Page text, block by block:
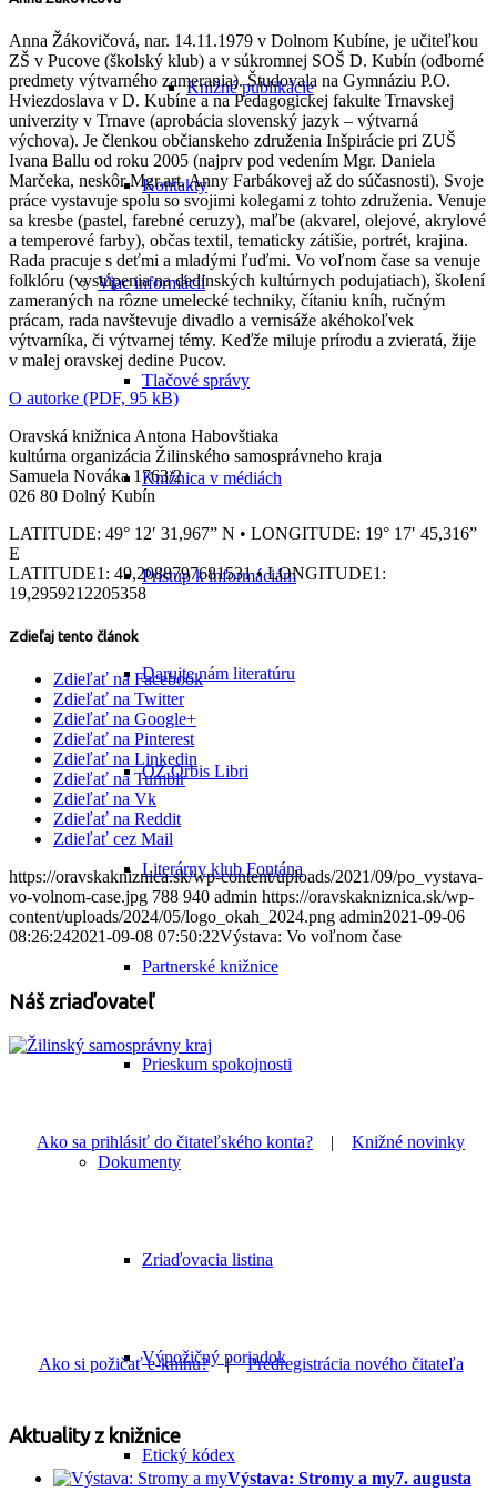
Knižné publikácie
Kontakty
Viac informácií
Tlačové správy
Knižnica v médiách
Prístup k informáciám
Darujte nám literatúru
OZ Orbis Libri
Literárny klub Fontána
Partnerské knižnice
Prieskum spokojnosti
Dokumenty
Zriaďovacia listina
Výpožičný poriadok
Etický kódex
Anna Žákovičová, nar. 14.11.1979 v Dolnom Kubíne, je učiteľkou
ZŠ v Pucove (školský klub) a v súkromnej SOŠ D. Kubín (odborné
predmety výtvarného zamerania). Študovala na Gymnáziu P.O.
Hviezdoslava v D. Kubíne a na Pedagogickej fakulte Trnavskej
univerzity v Trnave (aprobácia slovenský jazyk – výtvarná
výchova). Je členkou občianskeho združenia Inšpirácie pri ZUŠ
Ivana Ballu od roku 2005 (najprv pod vedením Mgr. Daniela
Marčeka, neskôr Mgr.art. Anny Farbákovej až do súčasnosti). Svoje
práce vystavuje spolu so svojimi kolegami z tohto združenia. Venuje
sa kresbe (pastel, farebné ceruzy), maľbe (akvarel, olejové, akrylové
a temperové farby), občas textil, tematicky zátišie, portrét, krajina.
Rada pracuje s deťmi a mladými ľuďmi. Vo voľnom čase sa venuje
folklóru (vystúpenia na dedinských kultúrnych podujatiach), školení
zameraných na rôzne umelecké techniky, čítaniu kníh, ručným
prácam, rada navštevuje divadlo a vernisáže akéhokoľvek
výtvarníka, či výtvarnej témy. Keďže miluje prírodu a zvieratá, žije
v malej oravskej dedine Pucov.
O autorke (PDF, 95 kB)
Oravská knižnica Antona Habovštiaka
kultúrna organizácia Žilinského samosprávneho kraja
Samuela Nováka 1763/2
026 80 Dolný Kubín
LATITUDE: 49° 12′ 31,967” N • LONGITUDE: 19° 17′ 45,316”
E
LATITUDE1: 49,2088797681531 • LONGITUDE1:
19,2959212205358
Zdieľaj tento článok
Zdieľať na Facebook
Zdieľať na Twitter
Zdieľať na Google+
Zdieľať na Pinterest
Zdieľať na Linkedin
Zdieľať na Tumblr
Zdieľať na Vk
Zdieľať na Reddit
Zdieľať cez Mail
https://oravskakniznica.sk/wp-content/uploads/2021/09/po_vystava-
vo-volnom-case.jpg 788 940 admin https://oravskakniznica.sk/wp-
content/uploads/2024/05/logo_okah_2024.png admin2021-09-06
08:26:242021-09-08 07:50:22Výstava: Vo voľnom čase
Náš zriaďovateľ
Ako sa prihlásiť do čitateľského konta? | Knižné novinky
Ako si požičať e-knihu?|Predregistrácia nového čitateľa
Aktuality z knižnice
Výstava: Stromy a my7. augusta